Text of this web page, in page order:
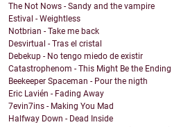
The Not Nows - Sandy and the vampire
Estival - Weightless
Notbrian - Take me back
Desvirtual - Tras el cristal
Debekup - No tengo miedo de existir
Catastrophenom - This Might Be the Ending
Beekeeper Spaceman - Pour the nigth
Eric Lavién - Fading Away
7evin7ins - Making You Mad
Halfway Down - Dead Inside